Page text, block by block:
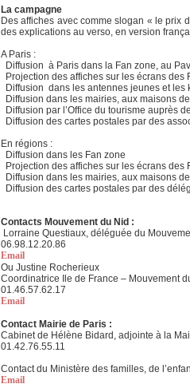
La campagne
Des affiches avec comme slogan « le prix
des explications au verso, en version
A Paris :
Diffusion à Paris dans la Fan zone, au
Projection des affiches sur les écrans des
Diffusion dans les antennes jeunes et les
Diffusion dans les mairies, aux maisons
Diffusion par l’Office du tourisme auprès
Diffusion des cartes postales par des
En régions :
Diffusion dans les Fan zone
Projection des affiches sur les écrans
Diffusion dans les mairies, aux maisons
Diffusion des cartes postales par des
Contacts Mouvement du Nid :
Lorraine Questiaux, déléguée du
06.98.12.20.86
Email
Ou Justine Rocherieux
Coordinatrice Ile de France – Mouvement
01.46.57.62.17
Email
Contact Mairie de Paris :
Cabinet de Hélène Bidard, adjointe à la
01.42.76.55.11
Contact du Ministère des familles, de
Email